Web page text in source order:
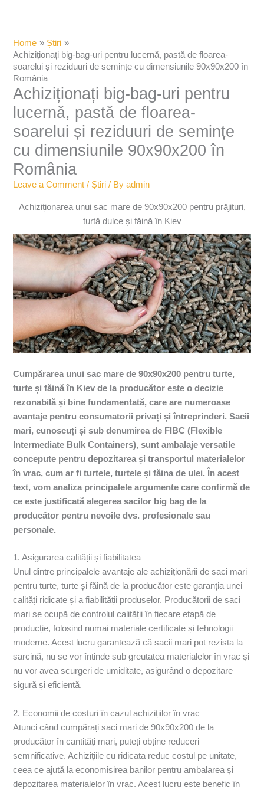
Home
Știri
Achiziționați big-bag-uri pentru lucernă, pastă de floarea-
soarelui și reziduuri de semințe cu dimensiunile 90x90x200 în
România
Achiziționați big-bag-uri pentru
lucernă, pastă de floarea-
soarelui și reziduuri de semințe
cu dimensiunile 90x90x200 în
România
Leave a Comment / Știri / Byadmin
Achiziționarea unui sac mare de 90x90x200 pentru prăjituri,
turtă dulce și făină în Kiev
Cumpărarea unui sac mare de 90x90x200 pentru turte,
turte și făină în Kiev de la producător este o decizie
rezonabilă și bine fundamentată, care are numeroase
avantaje pentru consumatorii privați și întreprinderi. Sacii
mari, cunoscuți și sub denumirea de FIBC (Flexible
Intermediate Bulk Containers), sunt ambalaje versatile
concepute pentru depozitarea și transportul materialelor
în vrac, cum ar fi turtele, turtele și făina de ulei. În acest
text, vom analiza principalele argumente care confirmă de
ce este justificată alegerea sacilor big bag de la
producător pentru nevoile dvs. profesionale sau
personale.
1. Asigurarea calității și fiabilitatea
Unul dintre principalele avantaje ale achiziționării de saci mari
pentru turte, turte și făină de la producător este garanția unei
calități ridicate și a fiabilității produselor. Producătorii de saci
mari se ocupă de controlul calității în fiecare etapă de
producție, folosind numai materiale certificate și tehnologii
moderne. Acest lucru garantează că sacii mari pot rezista la
sarcină, nu se vor întinde sub greutatea materialelor în vrac și
nu vor avea scurgeri de umiditate, asigurând o depozitare
sigură și eficientă.
2. Economii de costuri în cazul achizițiilor în vrac
Atunci când cumpărați saci mari de 90x90x200 de la
producător în cantități mari, puteți obține reduceri
semnificative. Achizițiile cu ridicata reduc costul pe unitate,
ceea ce ajută la economisirea banilor pentru ambalarea și
depozitarea materialelor în vrac. Acest lucru este benefic în